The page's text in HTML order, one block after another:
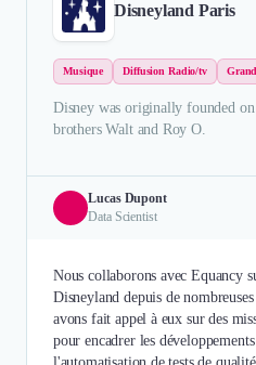
Disneyland Paris
Musique Diffusion Radio/tv
Disney was originally founded
brothers Walt and Roy O.
Lucas Dupont
Data Scientist
Nous collaborons avec Equancy
Disneyland depuis de
avons fait appel à eux sur des
pour encadrer les